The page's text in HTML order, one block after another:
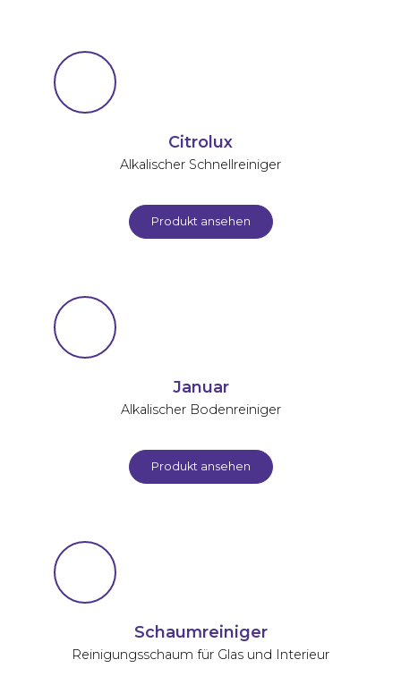
Citrolux
Alkalischer Schnellreiniger
Produkt ansehen
Januar
Alkalischer Bodenreiniger
Produkt ansehen
Schaumreiniger
Reinigungsschaum für Glas und Interieur